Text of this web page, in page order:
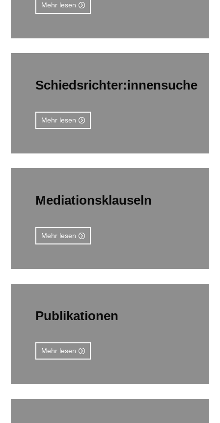
Mehr lesen
Schiedsrichter:innensuche
Mehr lesen
Mediationsklauseln
Mehr lesen
Publikationen
Mehr lesen